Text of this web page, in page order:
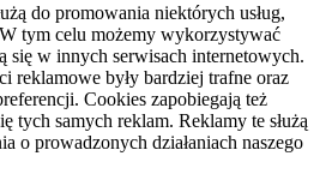
do promowania niektórych usług,
tym celu możemy wykorzystywać
się w innych serwisach internetowych.
reklamowe były bardziej trafne oraz
Cookies zapobiegają też
tych samych reklam. Reklamy te służą
o prowadzonych działaniach naszego